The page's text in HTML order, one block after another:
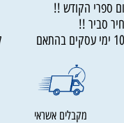
ספרי הקודש !!
סביר !!
מקבלים אשראי